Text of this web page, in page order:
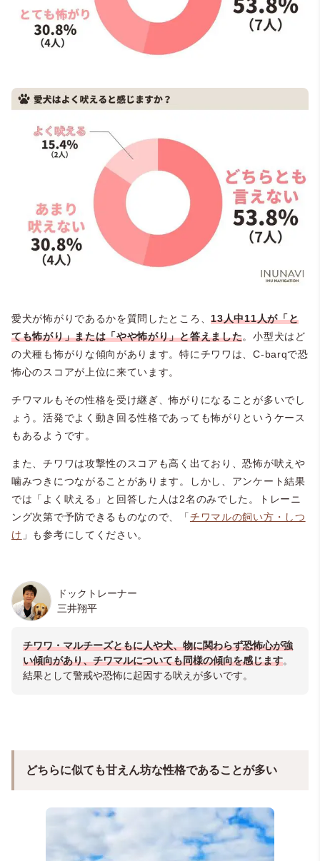
愛犬が怖がりであるかを質問したところ、13人中11人が「と
ても怖がり」または「やや怖がり」と答えました。小型犬はど
の犬種も怖がりな傾向があります。特にチワワは、C-barqで恐
怖心のスコアが上位に来ています。
チワマルもその性格を受け継ぎ、怖がりになることが多いでし
ょう。活発でよく動き回る性格であっても怖がりというケース
もあるようです。
また、チワワは攻撃性のスコアも高く出ており、恐怖が吠えや
噛みつきにつながることがあります。しかし、アンケート結果
では「よく吠える」と回答した人は2名のみでした。トレーニ
ング次第で予防できるものなので、「チワマルの飼い方・しつ
け 」も参考にしてください。
ドックトレーナー
三井翔平
チワワ・マルチーズともに人や犬、物に関わらず恐怖心が強
い傾向があり、チワマルについても同様の傾向を感じます。
結果として警戒や恐怖に起因する吠えが多いです。
どちらに似ても甘えん坊な性格であることが多い